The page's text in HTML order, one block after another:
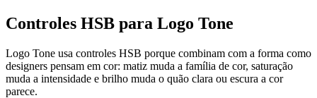
Controles HSB para Logo Tone
Logo Tone usa controles HSB porque combinam com a forma como
designers pensam em cor: matiz muda a família de cor, saturação
muda a intensidade e brilho muda o quão clara ou escura a cor
parece.